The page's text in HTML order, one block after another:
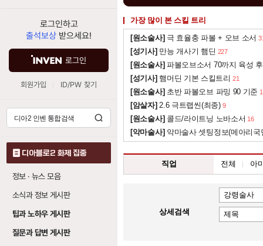
로그인하고
출석보상 받으세요!
로그인
회원가입 ID/PW 찾기
디아블로2 화제 집중
정보 · 뉴스 모음
소식과 정보 게시판
팁과 노하우 게시판
질문과 답변 게시판
가장 많이 본 스킬 트리
[원소술사] 극 효율충 파볼 + 오브 소서
[성기사] 만능 개사기 햄딘 227
[원소술사] 파볼오브소서 70까지 육성
[성기사] 햄머딘 기본 스킬트리 21
[원소술사] 초반 파볼오브 파밍 90 기준
[암살자] 2.6 극트랩씬(최종) 9
[원소술사] 콜드/라이트닝 노바소서 16
[악마술사] 악마술사 셋팅정보(메아리국
직업 전체 아
상세검색